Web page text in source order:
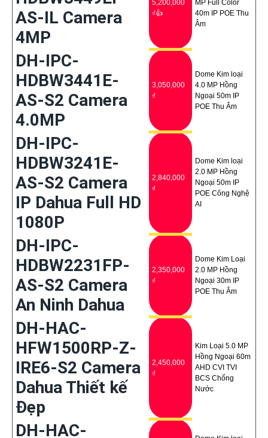
AS-IL Camera
4MP
5,200,000
₫👍
MP Full Color
40m IP POE Thu
Âm
DH-IPC-
HDBW3441E-
AS-S2 Camera
4.0MP
3,050,000
₫
Dome Kim loại
4.0 MP Hồng
Ngoại 50m IP
POE Thu Âm
DH-IPC-
HDBW3241E-
AS-S2 Camera
IP Dahua Full HD
1080P
2,840,000
₫
Dome Kim loại
2.0 MP Hồng
Ngoại 50m IP
POE Công Nghệ
AI
DH-IPC-
HDBW2231FP-
AS-S2 Camera
An Ninh Dahua
2,350,000
₫
Dome Kim Loại
2.0 MP Hồng
Ngoại 30m IP
POE Thu Âm
DH-HAC-
HFW1500RP-Z-
IRE6-S2 Camera
Dahua Thiết kế
Đẹp
2,450,000
₫
Kim Loại 5.0 MP
Hồng Ngoại 60m
AHD CVI TVI
BCS Chống
Nước
DH-HAC-